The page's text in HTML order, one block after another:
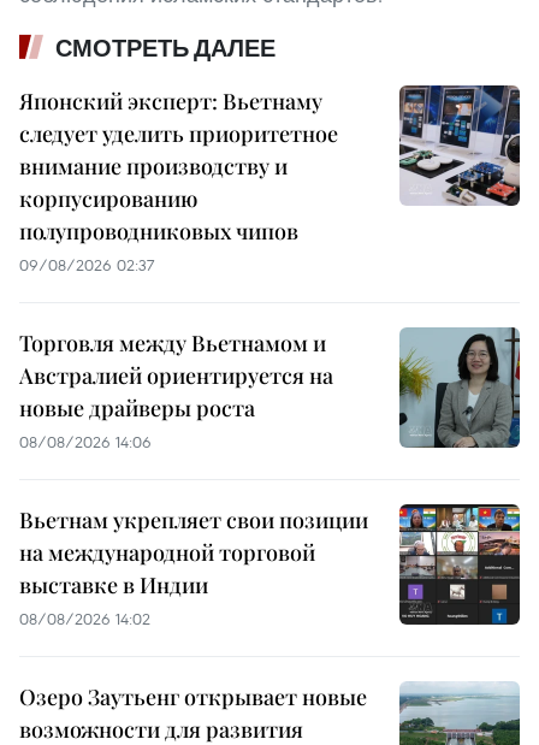
СМОТРЕТЬ ДАЛЕЕ
Японский эксперт: Вьетнаму
следует уделить приоритетное
внимание производству и
корпусированию
полупроводниковых чипов
09/08/2026 02:37
Торговля между Вьетнамом и
Австралией ориентируется на
новые драйверы роста
08/08/2026 14:06
Вьетнам укрепляет свои позиции
на международной торговой
выставке в Индии
08/08/2026 14:02
Озеро Заутьенг открывает новые
возможности для развития